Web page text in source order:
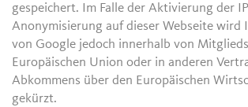
gespeichert. Im Falle der Aktivierung der
Anonymisierung auf dieser Webseite wird
von Google jedoch innerhalb von
Europäischen Union oder in anderen
Abkommens über den Europäischen
gekürzt.